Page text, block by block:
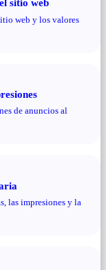
sitio web
web y los valores
de anuncios al
las impresiones y la